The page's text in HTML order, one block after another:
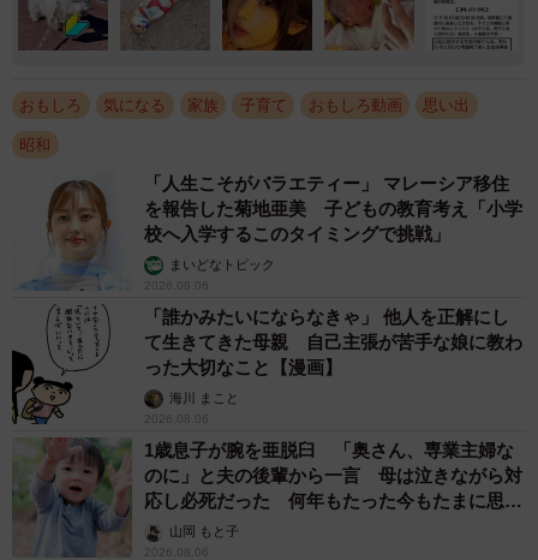
おもしろ 気になる 家族 子育て おもしろ動画 思い出
昭和
「人生こそがバラエティー」 マレーシア移住
を報告した菊地亜美 子どもの教育考え「小学
校へ入学するこのタイミングで挑戦」
まいどなトピック
2026.08.06
「誰かみたいにならなきゃ」 他人を正解にし
て生きてきた母親 自己主張が苦手な娘に教わ
った大切なこと【漫画】
海川 まこと
2026.08.06
1歳息子が腕を亜脱臼 「奥さん、専業主婦な
のに」と夫の後輩から一言 母は泣きながら対
応し必死だった 何年もたった今もたまに思い
出し…山岡 もと子
2026.08.06